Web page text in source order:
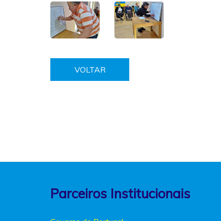
VOLTAR
Parceiros Institucionais